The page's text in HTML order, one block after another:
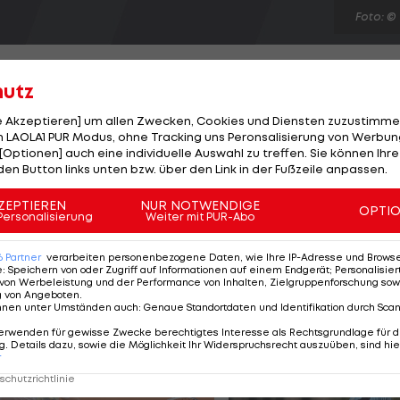
Foto: ©
eine 0:1-Niederlage leistete und City gleichzeitig
beträgt der Vorsprung der "Red Devils" fünf Runden
ist der Titelkampf für City-Coach Roberto
Punkte sind zu viel. United hat einen fantastischen
will die Saison nun noch "gut zu Ende bringen".
Akzeptieren] um allen Zwecken, Cookies und Diensten
PUR Modus, ohne Tracking uns Peronsalisierung von
auch eine individuelle Auswahl zu treffen. Sie können
Button links unten bzw. über den Link in der Fußzeile anpassen.
NUR NOTWENDIGE
Weiter mit PUR-Abo
Partner verarbeiten personenbezogene Daten, wie Ihre IP-Adresse und
: Speichern von oder Zugriff auf Informationen auf einem Endgerät;
Werbeleistung und der Performance von Inhalten, Zielgruppenforschung
von Angeboten
unter Umständen auch: Genaue Standortdaten und Identifikation durch
für gewisse Zwecke berechtigtes Interesse als Rechtsgrundlage für
Details dazu, sowie die Möglichkeit Ihr Widerspruchsrecht auszuüben, sind